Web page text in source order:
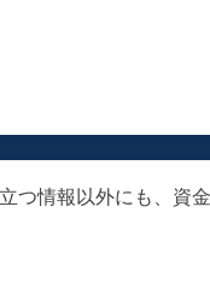
つ情報以外にも、資